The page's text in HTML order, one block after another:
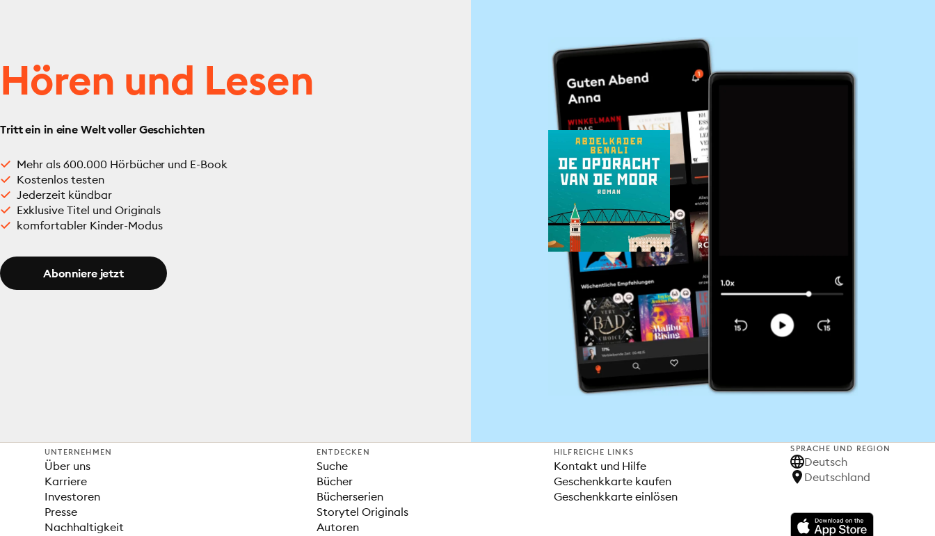
Hören und Lesen
Tritt ein in eine Welt voller Geschichten
Mehr als 600.000 Hörbücher und E-Book
Kostenlos testen
Jederzeit kündbar
Exklusive Titel und Originals
komfortabler Kinder-Modus
Abonniere jetzt
UNTERNEHMEN
Über uns
Karriere
Investoren
Presse
Nachhaltigkeit
ENTDECKEN
Suche
Bücher
Bücherserien
Storytel Originals
Autoren
HILFREICHE LINKS
Kontakt und Hilfe
Geschenkkarte kaufen
Geschenkkarte einlösen
SPRACHE UND REGION
Deutsch
Deutschland